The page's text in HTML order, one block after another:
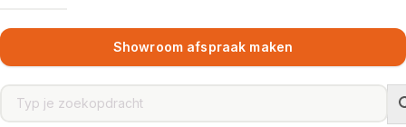
Showroom afspraak maken